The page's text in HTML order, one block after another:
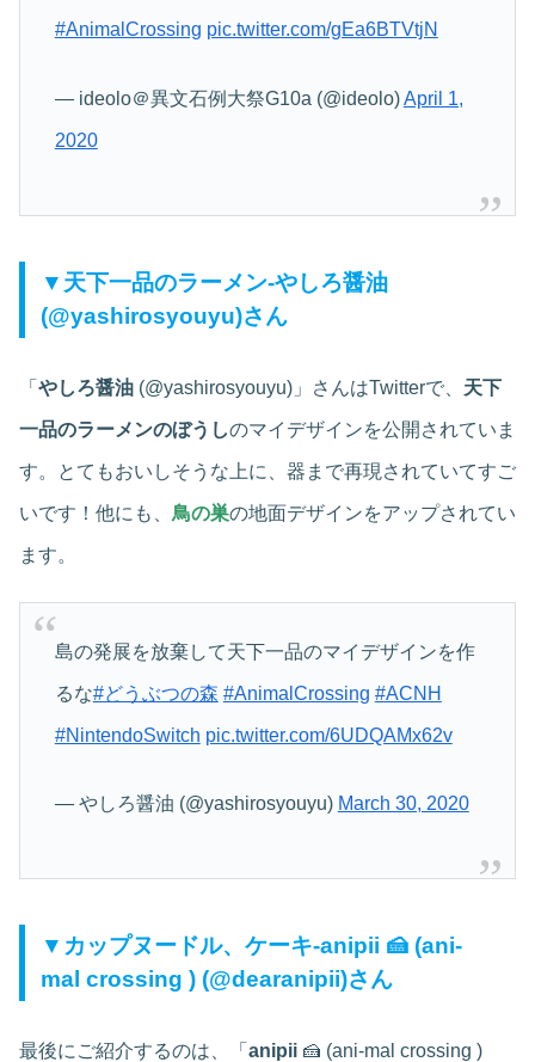
#AnimalCrossing pic.twitter.com/gEa6BTVtjN
— ideolo＠異文石例大祭G10a (@ideolo)April 1,
2020
▼天下一品のラーメン‐やしろ醤油
(@yashirosyouyu)さん
「 やしろ醤油 (@yashirosyouyu)」さんはTwitterで、 天下
一品のラーメンのぼうしのマイデザインを公開されていま
す。とてもおいしそうな上に、器まで再現されていてすご
いです！他にも、 鳥の巣の地面デザインをアップされてい
ます。
島の発展を放棄して天下一品のマイデザインを作
るな#どうぶつの森 #AnimalCrossing #ACNH
#NintendoSwitch pic.twitter.com/6UDQAMx62v
— やしろ醤油 (@yashirosyouyu) March 30, 2020
▼カップヌードル、ケーキ‐anipii 🍰 (ani-
mal crossing ) (@dearanipii)さん
最後にご紹介するのは、「 anipii 🍰 (ani-mal crossing )